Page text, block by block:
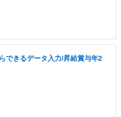
できるデータ入力/昇給賞与年2